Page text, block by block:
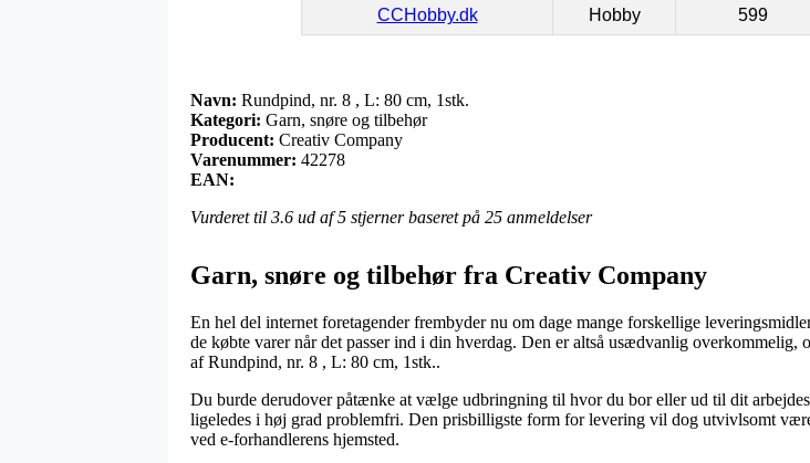
CCHobby.dk Hobby 599
Navn: Rundpind, nr. 8 , L: 80 cm, 1stk.
Kategori: Garn, snøre og tilbehør
Producent: Creativ Company
Varenummer: 42278
EAN:
Vurderet til 3.6 ud af 5 stjerner baseret på 25 anmeldelser
Garn, snøre og tilbehør fra Creativ Company
En hel del internet foretagender frembyder nu om dage mange forskellige
de købte varer når det passer ind i din hverdag. Den er altså usædvanlig
af Rundpind, nr. 8 , L: 80 cm, 1stk..
Du burde derudover påtænke at vælge udbringning til hvor du bor eller ud til dit
ligeledes i høj grad problemfri. Den prisbilligste form for levering vil dog utvivlsomt
ved e-forhandlerens hjemsted.